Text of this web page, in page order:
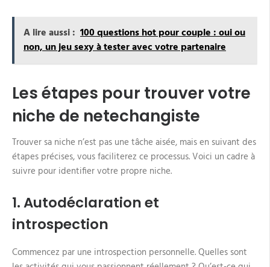
A lire aussi : 100 questions hot pour couple : oui ou
non, un jeu sexy à tester avec votre partenaire
Les étapes pour trouver votre
niche de netechangiste
Trouver sa niche n’est pas une tâche aisée, mais en suivant des
étapes précises, vous faciliterez ce processus. Voici un cadre à
suivre pour identifier votre propre niche.
1. Autodéclaration et
introspection
Commencez par une introspection personnelle. Quelles sont